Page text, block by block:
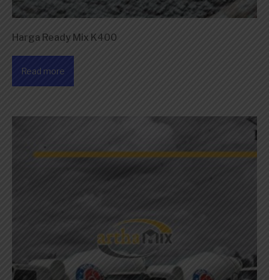
Harga Ready Mix K400
Read more